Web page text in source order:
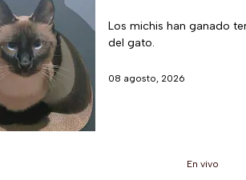
Los michis han ganado
del gato.
08 agosto, 2026
En vivo